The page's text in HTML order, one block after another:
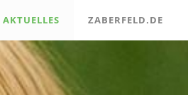
AKTUELLES ZABERFELD.DE